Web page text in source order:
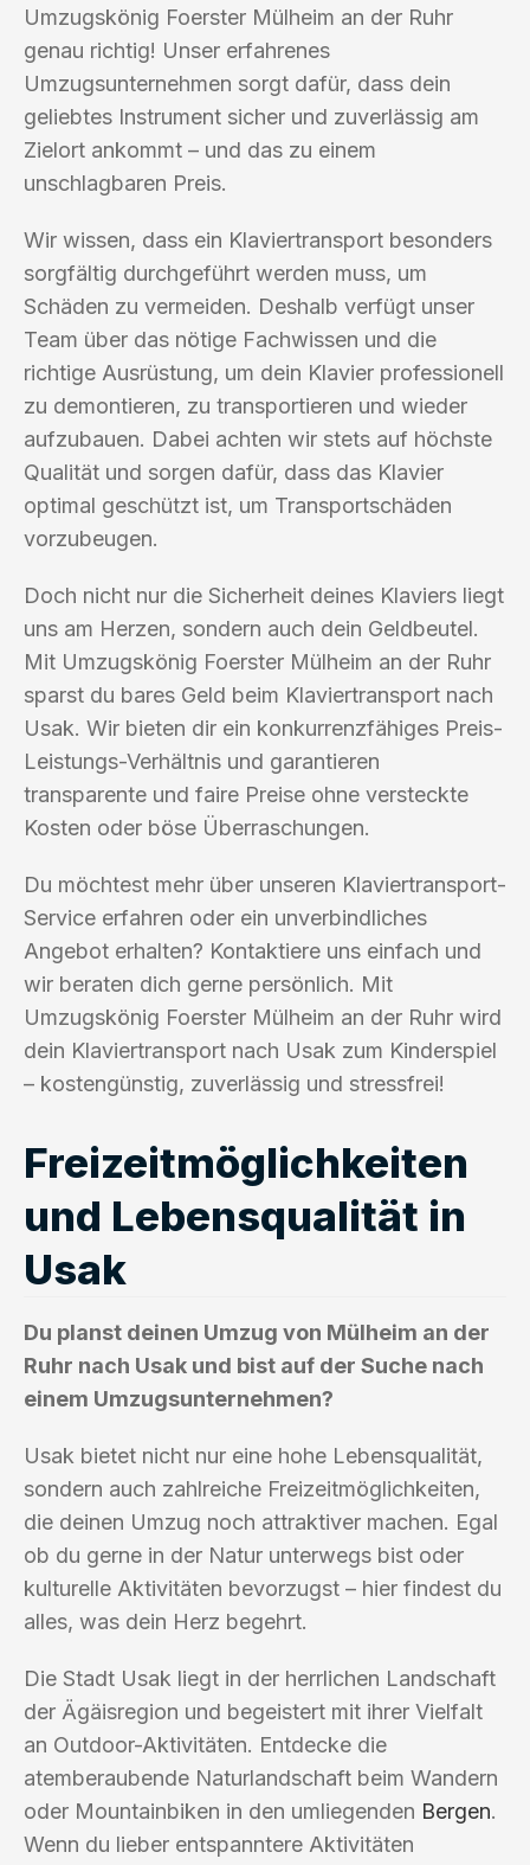
Umzugskönig Foerster Mülheim an der Ruhr
genau richtig! Unser erfahrenes
Umzugsunternehmen sorgt dafür, dass dein
geliebtes Instrument sicher und zuverlässig am
Zielort ankommt – und das zu einem
unschlagbaren Preis.
Wir wissen, dass ein Klaviertransport besonders
sorgfältig durchgeführt werden muss, um
Schäden zu vermeiden. Deshalb verfügt unser
Team über das nötige Fachwissen und die
richtige Ausrüstung, um dein Klavier professionell
zu demontieren, zu transportieren und wieder
aufzubauen. Dabei achten wir stets auf höchste
Qualität und sorgen dafür, dass das Klavier
optimal geschützt ist, um Transportschäden
vorzubeugen.
Doch nicht nur die Sicherheit deines Klaviers liegt
uns am Herzen, sondern auch dein Geldbeutel.
Mit Umzugskönig Foerster Mülheim an der Ruhr
sparst du bares Geld beim Klaviertransport nach
Usak. Wir bieten dir ein konkurrenzfähiges Preis-
Leistungs-Verhältnis und garantieren
transparente und faire Preise ohne versteckte
Kosten oder böse Überraschungen.
Du möchtest mehr über unseren Klaviertransport-
Service erfahren oder ein unverbindliches
Angebot erhalten? Kontaktiere uns einfach und
wir beraten dich gerne persönlich. Mit
Umzugskönig Foerster Mülheim an der Ruhr wird
dein Klaviertransport nach Usak zum Kinderspiel
– kostengünstig, zuverlässig und stressfrei!
Freizeitmöglichkeiten
und Lebensqualität in
Usak
Du planst deinen Umzug von Mülheim an der
Ruhr nach Usak und bist auf der Suche nach
einem Umzugsunternehmen?
Usak bietet nicht nur eine hohe Lebensqualität,
sondern auch zahlreiche Freizeitmöglichkeiten,
die deinen Umzug noch attraktiver machen. Egal
ob du gerne in der Natur unterwegs bist oder
kulturelle Aktivitäten bevorzugst – hier findest du
alles, was dein Herz begehrt.
Die Stadt Usak liegt in der herrlichen Landschaft
der Ägäisregion und begeistert mit ihrer Vielfalt
an Outdoor-Aktivitäten. Entdecke die
atemberaubende Naturlandschaft beim Wandern
oder Mountainbiken in den umliegenden Bergen.
Wenn du lieber entspanntere Aktivitäten